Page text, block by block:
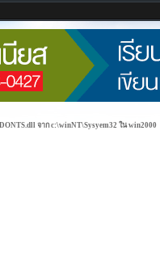
จาก c:\winNT\Sysyem32 ใน win2000